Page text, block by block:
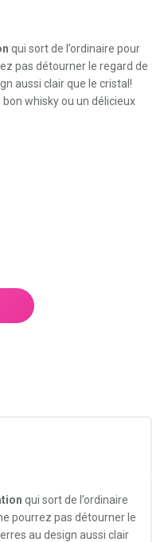
qui sort de l’ordinaire pour
pas détourner le regard de
aussi clair que le cristal!
whisky ou un délicieux
qui sort de l’ordinaire
pourrez pas détourner le
au design aussi clair